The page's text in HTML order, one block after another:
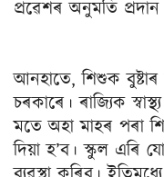
প্ৰৱেশৰ অনুমতি
আনহাতে, শিশুক
চৰকাৰে। ৰাজ্যিক
মতে অহা মাহৰ পৰা
দিয়া হ’ব। স্কুল এৰি